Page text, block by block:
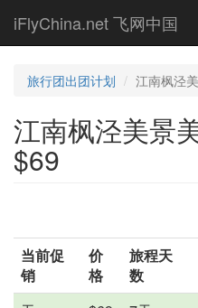
main
iFlyChina.net 飞网中国
旅行团出团计划 江南枫泾
江南枫泾美景
$69
当前促
销
价
格
旅程天
数